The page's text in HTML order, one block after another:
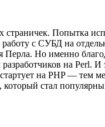
Попытка
с СУБД на
Перла. Но именно
разработчиков на
на PHP — тем
стал